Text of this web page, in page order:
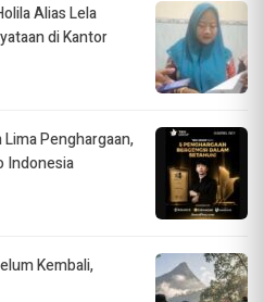
Alias Lela
di Kantor
Lima Penghargaan,
Indonesia
Kembali,